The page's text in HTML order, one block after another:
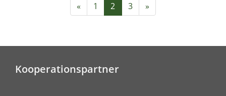
« 1 2 3 »
Kooperationspartner